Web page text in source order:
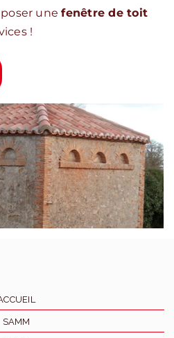
poser unefenêtre de toit
!
SAMM